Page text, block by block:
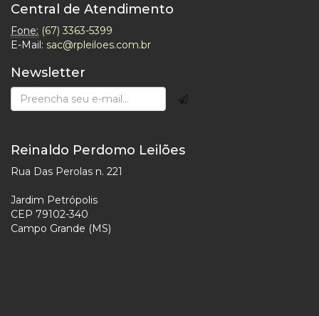
Central de Atendimento
Fone: (67) 3363-5399
E-Mail: sac@rpleiloes.com.br
Newsletter
Reinaldo Perdomo Leilões
Rua Das Perolas n. 221
Jardim Petrópolis
CEP 79102-340
Campo Grande (MS)